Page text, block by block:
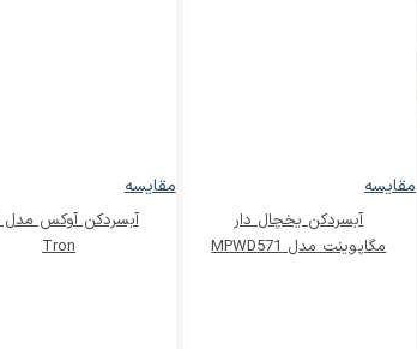
مقایسه
آبسردکن یخچال دار
مگاپوینت مدل MPWD571
مقایسه
Tron